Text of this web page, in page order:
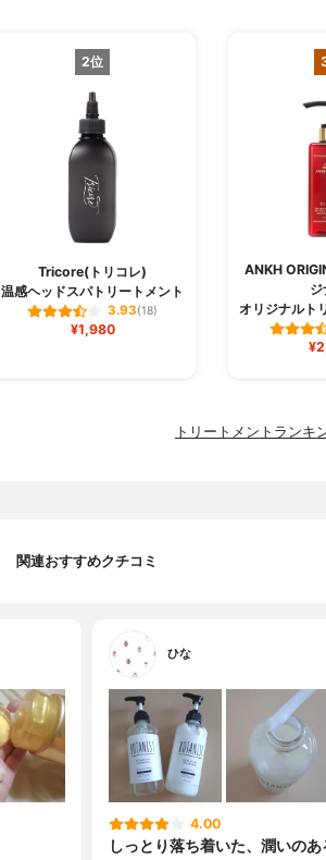
2位
Tricore(トリコレ)
温感ヘッドスパトリートメント
3.93(18)
¥1,980
ANKH
ジ
オリジナルト
トリートメントランキ
関連おすすめクチコミ
ひな
4.00
しっとり落ち着いた、潤いのあ